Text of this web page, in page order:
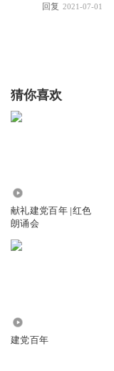
回复 2021-07-01
猜你喜欢
献礼建党百年 |红色
朗诵会
建党百年